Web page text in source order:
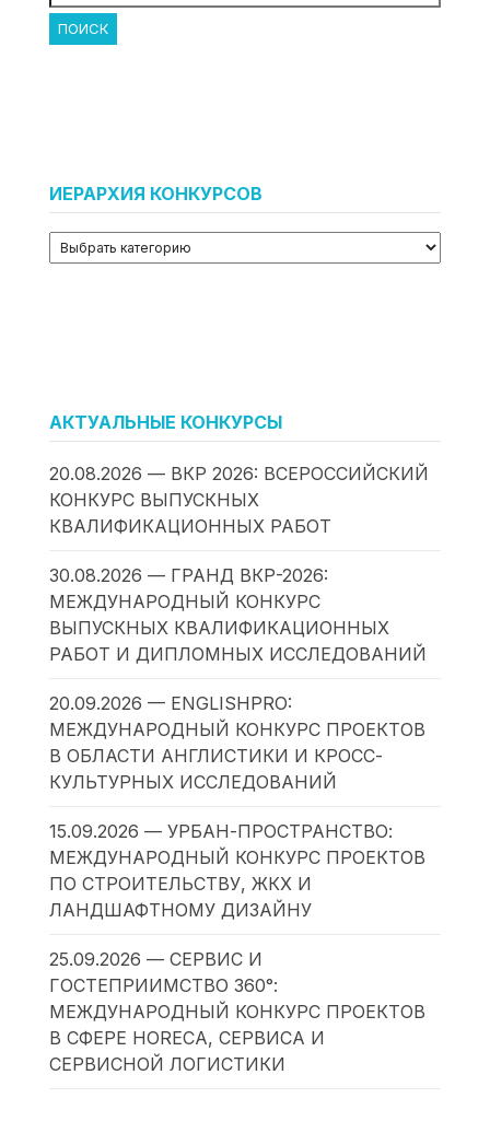
ИЕРАРХИЯ КОНКУРСОВ
АКТУАЛЬНЫЕ КОНКУРСЫ
20.08.2026 — ВКР 2026: ВСЕРОССИЙСКИЙ
КОНКУРС ВЫПУСКНЫХ
КВАЛИФИКАЦИОННЫХ РАБОТ
30.08.2026 — ГРАНД ВКР-2026:
МЕЖДУНАРОДНЫЙ КОНКУРС
ВЫПУСКНЫХ КВАЛИФИКАЦИОННЫХ
РАБОТ И ДИПЛОМНЫХ ИССЛЕДОВАНИЙ
20.09.2026 — ENGLISHPRO:
МЕЖДУНАРОДНЫЙ КОНКУРС ПРОЕКТОВ
В ОБЛАСТИ АНГЛИСТИКИ И КРОСС-
КУЛЬТУРНЫХ ИССЛЕДОВАНИЙ
15.09.2026 — УРБАН-ПРОСТРАНСТВО:
МЕЖДУНАРОДНЫЙ КОНКУРС ПРОЕКТОВ
ПО СТРОИТЕЛЬСТВУ, ЖКХ И
ЛАНДШАФТНОМУ ДИЗАЙНУ
25.09.2026 — СЕРВИС И
ГОСТЕПРИИМСТВО 360°:
МЕЖДУНАРОДНЫЙ КОНКУРС ПРОЕКТОВ
В СФЕРЕ HORECA, СЕРВИСА И
СЕРВИСНОЙ ЛОГИСТИКИ